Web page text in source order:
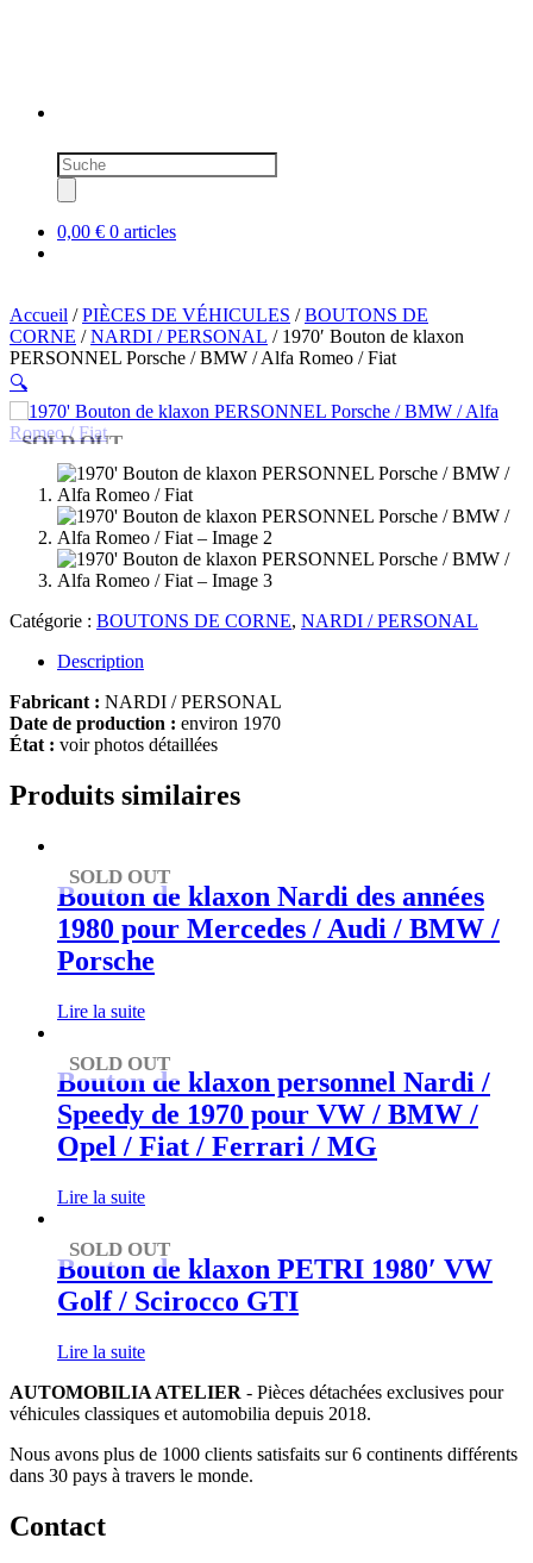
Recherche
de
produits
0,00 € 0 articles
Accueil /PIÈCES DE VÉHICULES /BOUTONS DE
CORNE /NARDI / PERSONAL / 1970′ Bouton de klaxon
PERSONNEL Porsche / BMW / Alfa Romeo / Fiat
🔍
SOLD OUT
Catégorie : BOUTONS DE CORNE, NARDI / PERSONAL
Description
Fabricant : NARDI / PERSONAL
Date de production : environ 1970
État : voir photos détaillées
Produits similaires
SOLD OUT
Bouton de klaxon Nardi des années
1980 pour Mercedes / Audi / BMW /
Porsche
Lire la suite
SOLD OUT
Bouton de klaxon personnel Nardi /
Speedy de 1970 pour VW / BMW /
Opel / Fiat / Ferrari / MG
Lire la suite
SOLD OUT
Bouton de klaxon PETRI 1980′ VW
Golf / Scirocco GTI
Lire la suite
AUTOMOBILIA ATELIER - Pièces détachées exclusives pour
véhicules classiques et automobilia depuis 2018.
Nous avons plus de 1000 clients satisfaits sur 6 continents différents
dans 30 pays à travers le monde.
Contact